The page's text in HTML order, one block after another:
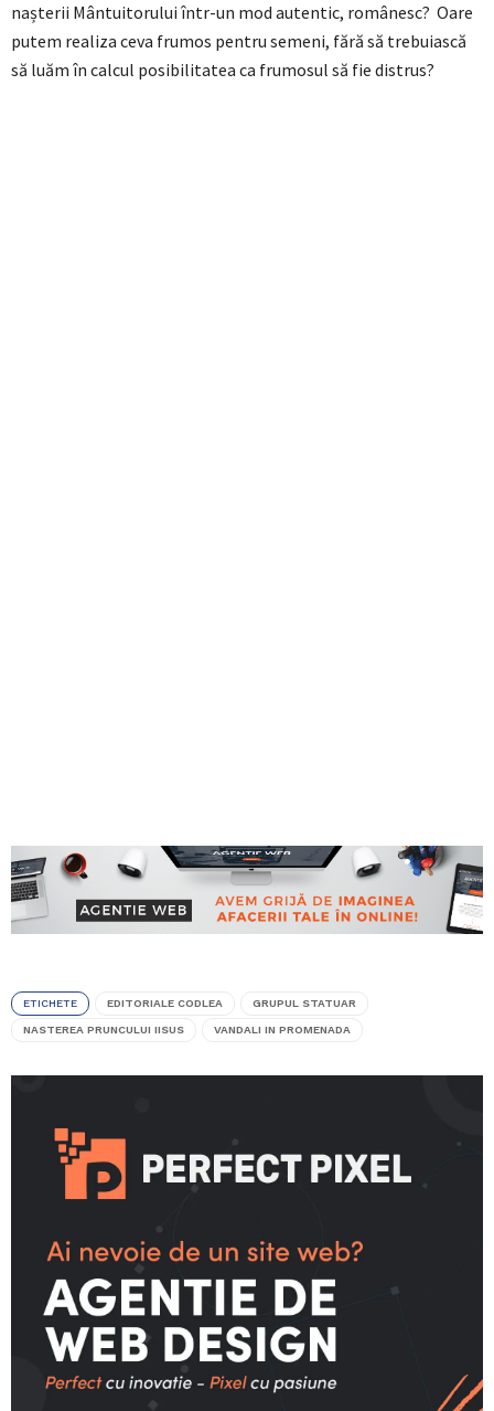
nașterii Mântuitorului într-un mod autentic, românesc? Oare
putem realiza ceva frumos pentru semeni, fără să trebuiască
să luăm în calcul posibilitatea ca frumosul să fie distrus?
ETICHETE EDITORIALE CODLEA GRUPUL STATUAR
NASTEREA PRUNCULUI IISUS VANDALI IN PROMENADA